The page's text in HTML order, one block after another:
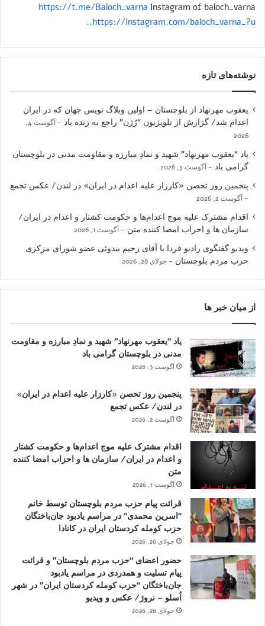
https://t.me/Baloch_varna Instagram of baloch_varna
https://instagram.com/baloch_varna_?u..
نوشته‌های تازه
یعقوب مهرنهاد از بلوچستان – اولین وبلاگ نویس جهان که در ایران
اعدام شد/ گزارش از تلویزیون “رُژن” راجع به زنده یاد
آگوست 4,
2026
یاد “یعقوب مهرنهاد” شهید و نمادِ مبارزه و مقاومت مدنی در بلوچستان
گرامی باد
آگوست 3, 2026
پنجمین روز تحصن «کارزار علیه اعدام در ایران» در لندن/ عکس تجمع
آگوست 2, 2026
اقدام مشترک علیه موج اعدام‌ها و حکومت کشتار و اعدام در ایران/
سازمان ها و احزاب امضا کننده متن
آگوست 1, 2026
ویدیو گفتگوی رادیو فردا با آقای رحیم بندوئی عضو شورای مرکزی
حزب مردم بلوچستان
جولای 28, 2026
از میان خبر ها
یاد “یعقوب مهرنهاد” شهید و نمادِ مبارزه و مقاومت
مدنی در بلوچستان گرامی باد
آگوست 3, 2026
پنجمین روز تحصن «کارزار علیه اعدام در ایران»
در لندن/ عکس تجمع
آگوست 2, 2026
اقدام مشترک علیه موج اعدام‌ها و حکومت کشتار
و اعدام در ایران/ سازمان ها و احزاب امضا کننده
متن
آگوست 1, 2026
قرائت پیام حزب مردم بلوچستان توسط خانم
“اسرین محمدی” در مراسم یادبود جان‌باختگان
حزب کومله کردستان ایران در کانادا
جولای 26, 2026
حضور اعضای “حزب مردم بلوچستان” و قرائت
پیام تسلیت و همدردی در مراسم یادبود
جان‌باختگان “حزب کومله کردستان ایران” در شهر
اُسلو – نروژ/ عکس و ویدیو
جولای 26, 2026